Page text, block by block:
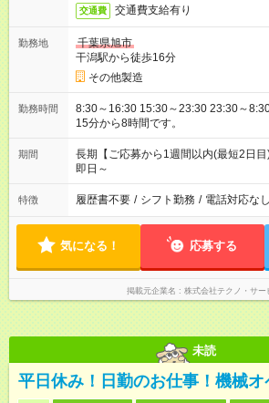
交通費 交通費支給有り
勤務地
千葉県旭市
干潟駅から徒歩16分
その他製造
勤務時間
8:30～16:30 15:30～23:30 23:30～8:30 ※表記のうち実働7時
15分から8時間です。
期間
長期【ご応募から1週間以内(最短2日目
即日～
特徴 履歴書不要 / シフト勤務 / 電話対応なし
気になる！ 応募する
掲載元企業名 株式会社テクノ・サー
未読
平日休み！日勤のお仕事！機械